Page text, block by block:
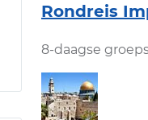
Rondreis
8-daagse